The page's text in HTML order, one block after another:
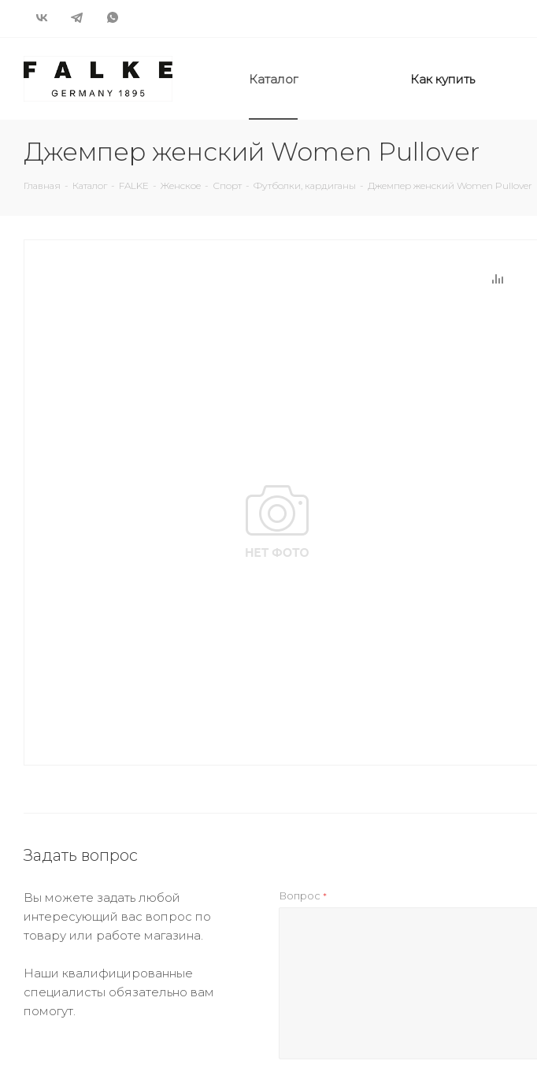
Каталог Как купить
Джемпер женский Women Pullover
Главная - Каталог - FALKE - Женское - Спорт - Футболки, кардиганы - Джемпер женский Women Pullover
Задать вопрос
Вы можете задать любой
интересующий вас вопрос по
товару или работе магазина.
Наши квалифицированные
специалисты обязательно вам
помогут.
Вопрос *